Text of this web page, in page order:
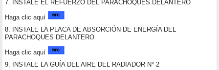
7. INSTALE EL REFUERZO DEL PARACHOQUES DELANTERO
Haga clic aquí
8. INSTALE LA PLACA DE ABSORCIÓN DE ENERGÍA DEL
PARACHOQUES DELANTERO
Haga clic aquí
9. INSTALE LA GUÍA DEL AIRE DEL RADIADOR N° 2